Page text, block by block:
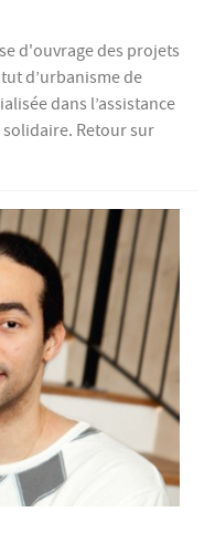
d'ouvrage des projets
d’urbanisme de
dans l’assistance
Retour sur